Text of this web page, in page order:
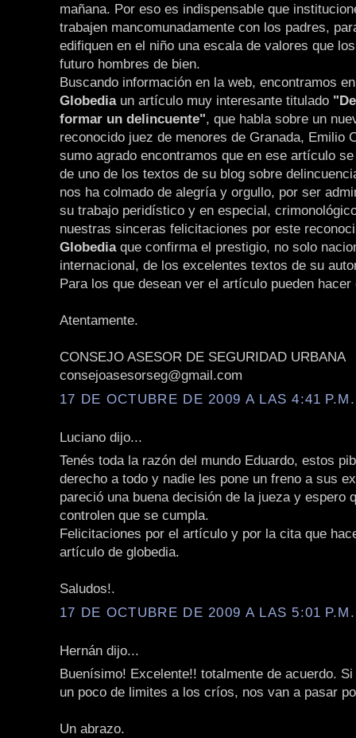
mañana. Por eso es indispensable que
trabajen mancomunadamente con los padres,
edifiquen en el niño una escala de valores que
futuro hombres de bien.
Buscando información en la web, encontramos
Globediaun artículo muy interesante titulado
formar un delincuente", que habla sobre un
reconocido juez de menores de Granada, Emilio
sumo agrado encontramos que en ese artículo
de uno de los textos de su blog sobre
nos ha colmado de alegría y orgullo, por ser
su trabajo peridístico y en especial,
nuestras sinceras felicitaciones por este
Globediaque confirma el prestigio, no solo
internacional, de los excelentes textos de su
Para los que desean ver el artículo pueden
Atentamente.
CONSEJO ASESOR DE SEGURIDAD URBANA
consejoasesorseg@gmail.com
17 DE OCTUBRE DE 2009 A LAS 4:41 P.M.
Luciano dijo...
Tenés toda la razón del mundo Eduardo, estos
derecho a todo y nadie les pone un freno a sus
pareció una buena decisión de la jueza y espero
controlen que se cumpla.
Felicitaciones por el artículo y por la cita que
artículo de globedia.
Saludos!.
17 DE OCTUBRE DE 2009 A LAS 5:01 P.M.
Hernán dijo...
Buenísimo! Excelente!! totalmente de acuerdo.
un poco de limites a los críos, nos van a pasar
Un abrazo.